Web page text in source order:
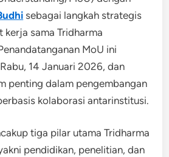
sebagai langkah strategis
kerja sama Tridharma
MoU ini
14 Januari 2026, dan
penting dalam pengembangan
kolaborasi antarinstitusi.
tiga pilar utama Tridharma
pendidikan, penelitian, dan